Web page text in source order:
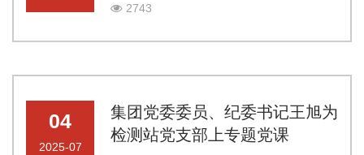
2743
集团党委委员、纪委书记王旭为
检测站党支部上专题党课
04
2025-07